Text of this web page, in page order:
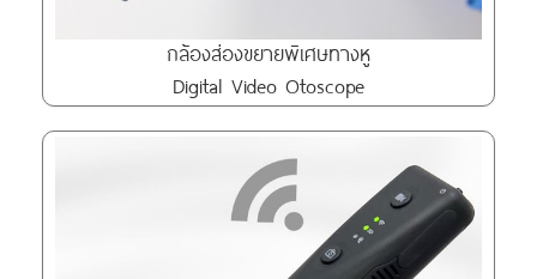
กล้องส่องขยายพิเศษทางหู
Digital Video Otoscope